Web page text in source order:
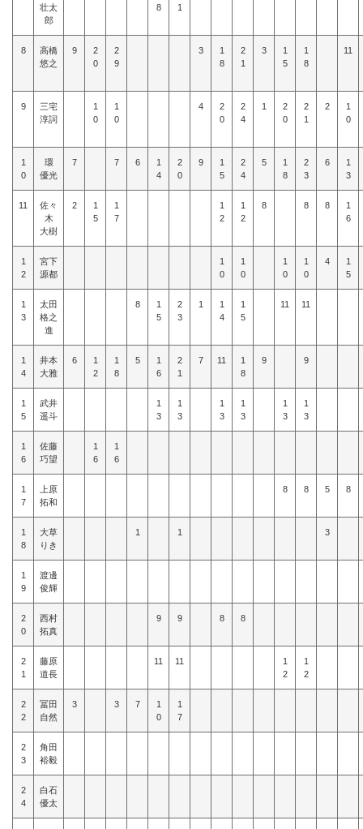
壮太
郎
8
1
8
高橋
悠之
9
2
0
2
9
3
1
8
2
1
3
1
5
1
8
11
9
三宅
淳詞
1
0
1
0
4
2
0
2
4
1
2
0
2
1
2
1
0
1
0
環
優光
7 7 6
1
4
2
0
9
1
5
2
4
5
1
8
2
3
6
1
3
11
佐々
木
大樹
2
1
5
1
7
1
2
1
2
8 8 8
1
6
1
2
宮下
源都
1
0
1
0
1
0
1
0
4
1
5
1
3
太田
格之
進
8
1
5
2
3
1
1
4
1
5
11 11
1
4
井本
大雅
6
1
2
1
8
5
1
6
2
1
7 11
1
8
9 9
1
5
武井
遥斗
1
3
1
3
1
3
1
3
1
3
1
3
1
6
佐藤
巧望
1
6
1
6
1
7
上原
拓和
8 8 5 8
1
8
大草
りき
1 1 3
1
9
渡邊
俊輝
2
0
西村
拓真
9 9 8 8
2
1
藤原
道長
11 11
1
2
1
2
2
2
冨田
自然
3 3 7
1
0
1
7
2
3
角田
裕毅
2
4
白石
優太